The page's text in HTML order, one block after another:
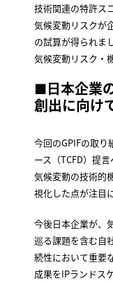
技術関連の特許ス
気候変動リスクが
の試算が得られま
気候変動リスク・
■日本企業
創出に向け
今回のGPIFの取り
ース（TCFD）提
気候変動の技術的
視化した点が注目
今後日本企業が、
巡る課題を含む自
続性において重要
成果をIPランドス